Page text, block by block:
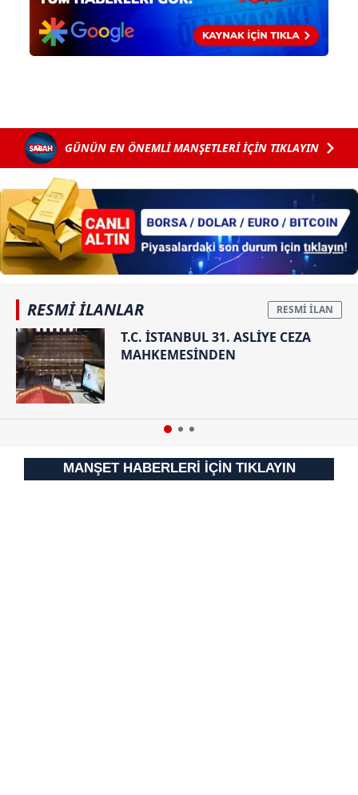
GÜNÜN EN ÖNEMLİ MANŞETLERİ İÇİN TIKLAYIN
RESMİ İLANLAR
T.C. İSTANBUL 31. ASLİYE CEZA
MAHKEMESİNDEN
MANŞET HABERLERİ İÇİN TIKLAYIN